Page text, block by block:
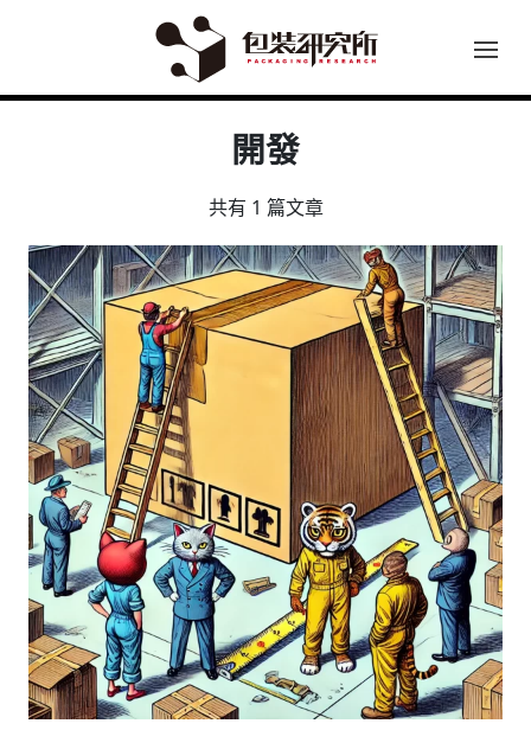
開發
共有 1 篇文章